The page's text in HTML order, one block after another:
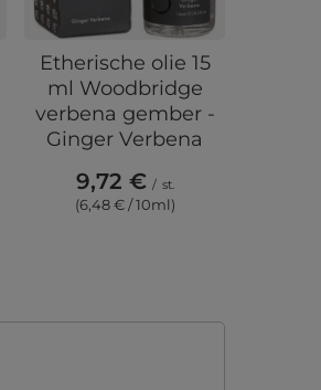
Etherische olie 15
ml Woodbridge
verbena gember -
Ginger Verbena
9,72 € / st.
(6,48 € / 10ml)